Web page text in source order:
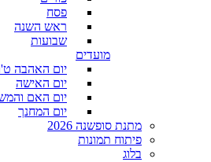
פסח
ראש השנה
שבועות
מועדים
יום האהבה
יום האישה
יום האם
יום המחנך
מתנת סופשנה 2026
פיתוח תמונות
בלוג